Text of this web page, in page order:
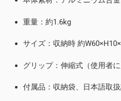
重量：約1.6kg
サイズ：収納時 約
グリップ：伸縮式（使用者
付属品：収納袋、日本語取